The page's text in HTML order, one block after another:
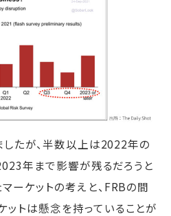
たが、半数以上は2022年の
年まで影響が残るだろうと
ーケットの考えと、FRBの間
ットは懸念を持っていることが